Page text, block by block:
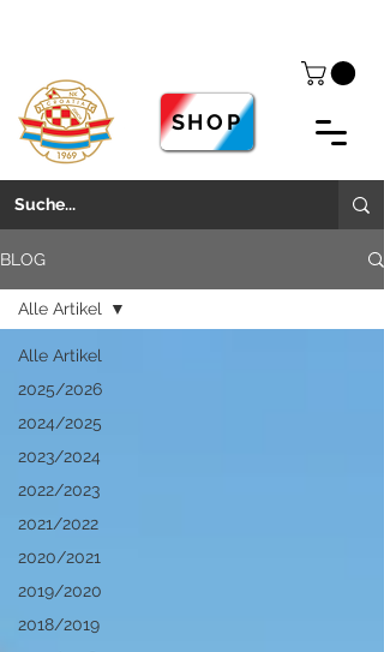
SHOP
BLOG
Alle Artikel
2025/2026
2024/2025
2023/2024
2022/2023
2021/2022
2020/2021
2019/2020
2018/2019
Alle Artikel